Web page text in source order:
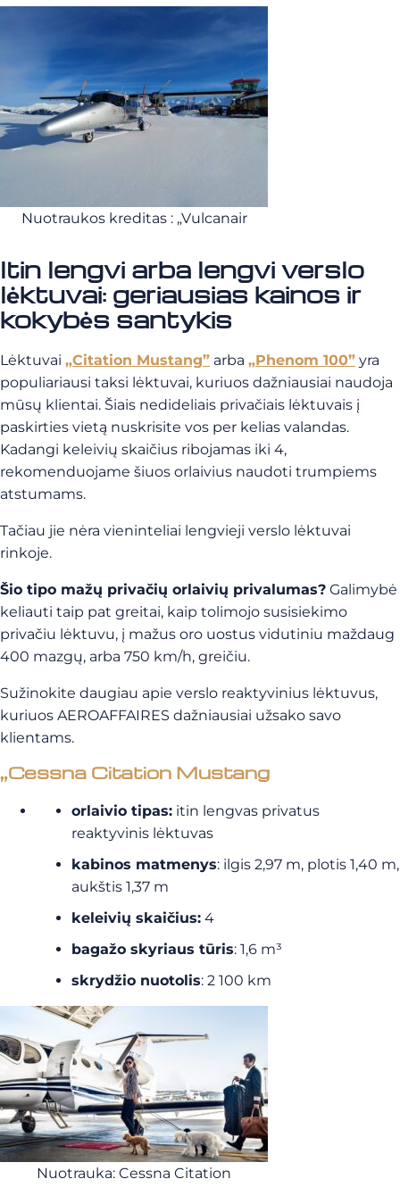
Nuotraukos kreditas : „Vulcanair
Itin lengvi arba lengvi verslo
lėktuvai: geriausias kainos ir
kokybės santykis
Lėktuvai „Citation Mustang” arba „Phenom 100” yra
populiariausi taksi lėktuvai, kuriuos dažniausiai naudoja
mūsų klientai. Šiais nedideliais privačiais lėktuvais į
paskirties vietą nuskrisite vos per kelias valandas.
Kadangi keleivių skaičius ribojamas iki 4,
rekomenduojame šiuos orlaivius naudoti trumpiems
atstumams.
Tačiau jie nėra vieninteliai lengvieji verslo lėktuvai
rinkoje.
Šio tipo mažų privačių orlaivių privalumas? Galimybė
keliauti taip pat greitai, kaip tolimojo susisiekimo
privačiu lėktuvu, į mažus oro uostus vidutiniu maždaug
400 mazgų, arba 750 km/h, greičiu.
Sužinokite daugiau apie verslo reaktyvinius lėktuvus,
kuriuos AEROAFFAIRES dažniausiai užsako savo
klientams.
„Cessna Citation Mustang
orlaivio tipas: itin lengvas privatus
reaktyvinis lėktuvas
kabinos matmenys: ilgis 2,97 m, plotis 1,40 m,
aukštis 1,37 m
keleivių skaičius: 4
bagažo skyriaus tūris: 1,6 m³
skrydžio nuotolis: 2 100 km
Nuotrauka: Cessna Citation